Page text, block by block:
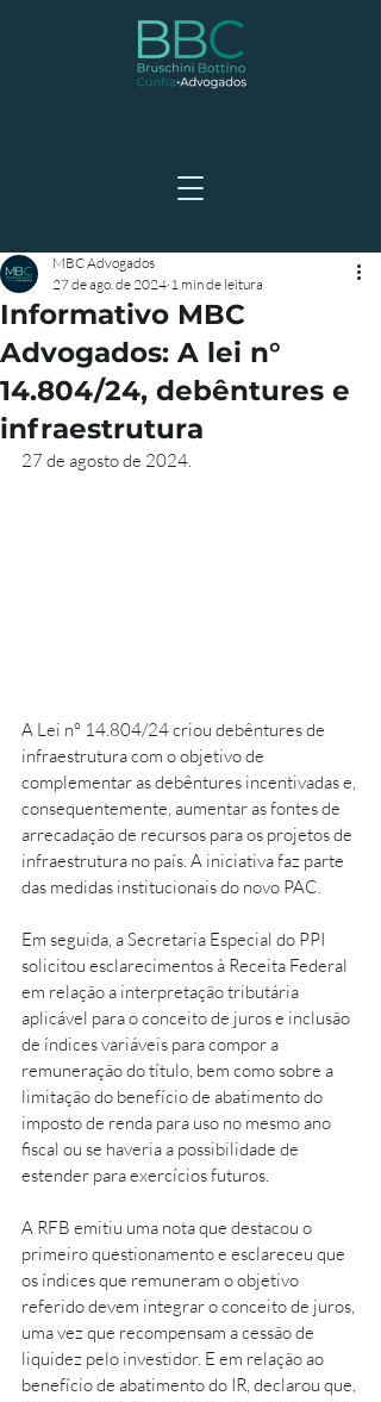
Informativo MBC
Advogados: A lei n°
14.804/24, debêntures e
infraestrutura
MBC Advogados
27 de ago. de 2024 1 min de leitura
27 de agosto de 2024.
A Lei n° 14.804/24 criou debêntures de
infraestrutura com o objetivo de
complementar as debêntures incentivadas e,
consequentemente, aumentar as fontes de
arrecadação de recursos para os projetos de
infraestrutura no país. A iniciativa faz parte
das medidas institucionais do novo PAC.
Em seguida, a Secretaria Especial do PPI
solicitou esclarecimentos à Receita Federal
em relação a interpretação tributária
aplicável para o conceito de juros e inclusão
de índices variáveis para compor a
remuneração do título, bem como sobre a
limitação do benefício de abatimento do
imposto de renda para uso no mesmo ano
fiscal ou se haveria a possibilidade de
estender para exercícios futuros.
A RFB emitiu uma nota que destacou o
primeiro questionamento e esclareceu que
os índices que remuneram o objetivo
referido devem integrar o conceito de juros,
uma vez que recompensam a cessão de
liquidez pelo investidor. E em relação ao
benefício de abatimento do IR, declarou que,